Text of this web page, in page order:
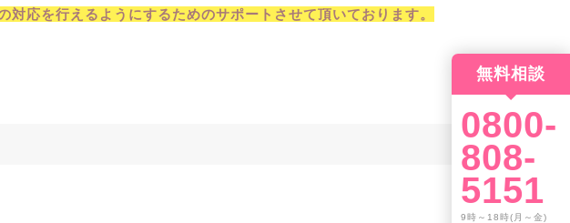
対応を行えるようにするためのサポートさせて頂いております。
無料相談
0800-
808-
5151
9時～18時(月～金)